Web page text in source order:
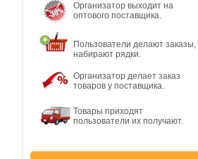
Организатор выходит на
оптового поставщика.
Пользователи делают заказы,
набирают рядки.
Организатор делает заказ
товаров у поставщика.
Товары приходят
пользователи их получают.